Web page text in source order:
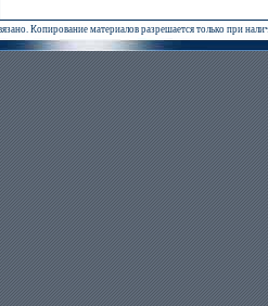
Копирование материалов разрешается только при